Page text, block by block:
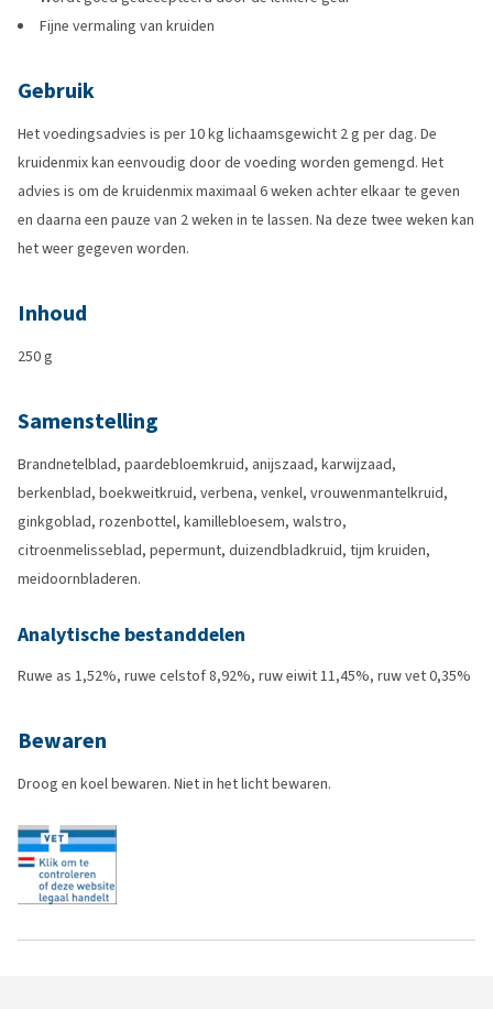
Fijne vermaling van kruiden
Gebruik
Het voedingsadvies is per 10 kg lichaamsgewicht 2 g per dag. De
kruidenmix kan eenvoudig door de voeding worden gemengd. Het
advies is om de kruidenmix maximaal 6 weken achter elkaar te geven
en daarna een pauze van 2 weken in te lassen. Na deze twee weken kan
het weer gegeven worden.
Inhoud
250 g
Samenstelling
Brandnetelblad, paardebloemkruid, anijszaad, karwijzaad,
berkenblad, boekweitkruid, verbena, venkel, vrouwenmantelkruid,
ginkgoblad, rozenbottel, kamillebloesem, walstro,
citroenmelisseblad, pepermunt, duizendbladkruid, tijm kruiden,
meidoornbladeren.
Analytische bestanddelen
Ruwe as 1,52%, ruwe celstof 8,92%, ruw eiwit 11,45%, ruw vet 0,35%
Bewaren
Droog en koel bewaren. Niet in het licht bewaren.